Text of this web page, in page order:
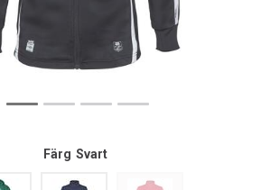
Färg Svart